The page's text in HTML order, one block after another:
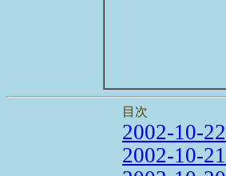
目次
2002-10-22
2002-10-21